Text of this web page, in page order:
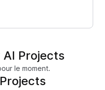
AI Projects
le moment.